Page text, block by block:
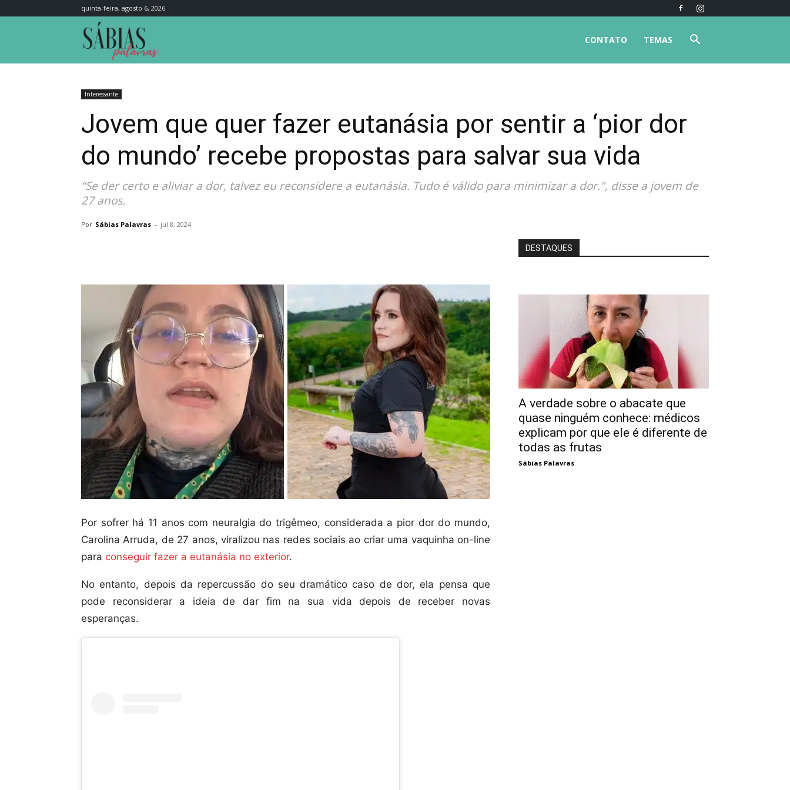
quinta-feira, agosto 6, 2026
TEMAS
CONTATO
Interessante
Jovem que quer fazer eutanásia por sentir a ‘pior dor
do mundo’ recebe propostas para salvar sua vida
“Se der certo e aliviar a dor, talvez eu reconsidere a eutanásia. Tudo é válido para minimizar a dor.", disse a jovem de
27 anos.
Por Sábias Palavras - jul 8, 2024
Por sofrer há 11 anos com neuralgia do trigêmeo, considerada a pior dor do mundo,
Carolina Arruda, de 27 anos, viralizou nas redes sociais ao criar uma vaquinha on-line
para conseguir fazer a eutanásia no exterior.
No entanto, depois da repercussão do seu dramático caso de dor, ela pensa que
pode reconsiderar a ideia de dar fim na sua vida depois de receber novas
esperanças.
DESTAQUES
A verdade sobre o abacate que
quase ninguém conhece: médicos
explicam por que ele é diferente de
todas as frutas
Sábias Palavras